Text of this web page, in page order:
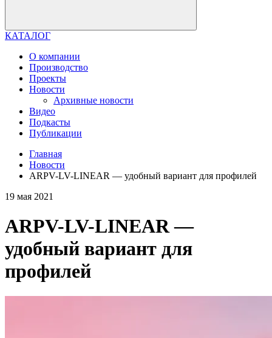
КАТАЛОГ
О компании
Производство
Проекты
Новости
Архивные новости
Видео
Подкасты
Публикации
Главная
Новости
ARPV-LV-LINEAR — удобный вариант для профилей
19 мая 2021
ARPV-LV-LINEAR —
удобный вариант для
профилей